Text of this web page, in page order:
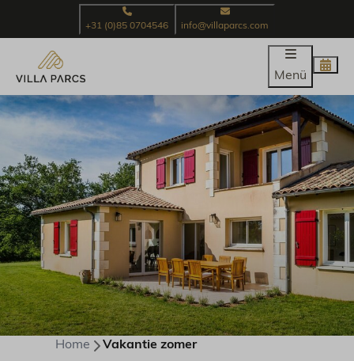
+31 (0)85 0704546 info@villaparcs.com
Menü
Home Vakantie zomer